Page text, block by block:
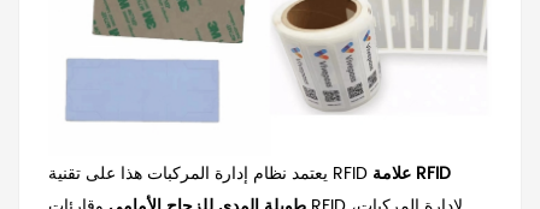
يعتمد نظام إدارة المركبات هذا على تقنية RFID